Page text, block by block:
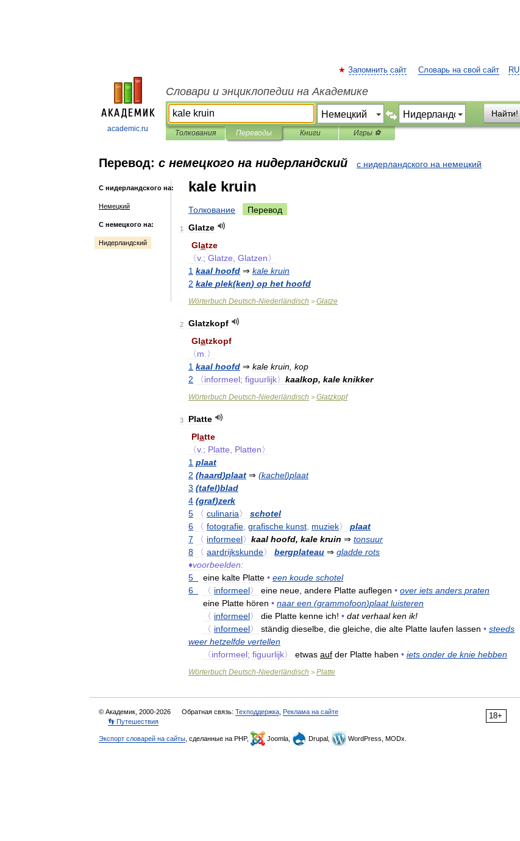
academic.ru
RU
Запомнить сайт Словарь на свой сайт
Словари и энциклопедии на Академике
Найти!
Толкования Переводы Книги Игры ⚽
Перевод: с немецкого на нидерландский с нидерландского на немецкий
С нидерландского на:
Немецкий
С немецкого на:
Нидерландский
kale kruin
Толкование Перевод
1
Glatze
Glatze
〈v.; Glatze Glatzen〉
1 kaal hoofd ⇒ kale kruin
2 kale plek(ken) op het hoofd
Wörterbuch Deutsch-Niederländisch > Glatze
2
Glatzkopf
Glatzkopf
〈m 〉
1 kaal hoofd ⇒ kale kruin kop
2
〈informeel; figuurlijk〉 kaalkop, kale knikker
Wörterbuch Deutsch-Niederländisch > Glatzkopf
3
Platte
Platte
〈v.; Platte
Platten〉
1 plaat
2 (haard)plaat ⇒ (kachel)plaat
3 (tafel)blad
4 (graf)zerk
5
〈 culinaria〉
schotel
6
〈 fotografie grafische kunst muziek〉
plaat
7
〈 informeel〉 kaal hoofd, kale kruin ⇒ tonsuur
8
〈 aardrijkskunde〉 bergplateau ⇒ gladde rots
♦voorbeelden:
5
eine kalte Platte • een koude schotel
6
〈 informeel〉 eine neue andere Platte auflegen • over iets anders praten
eine Platte hören • naar een (grammofoon)plaat luisteren
〈 informeel〉 die Platte kenne ich! • dat verhaal ken ik!
〈 informeel〉 ständig dieselbe die gleiche die alte Platte laufen lassen • steeds
weer hetzelfde vertellen
〈informeel; figuurlijk〉 etwas auf der Platte haben • iets onder de knie hebben
Wörterbuch Deutsch-Niederländisch > Platte
18+
© Академик, 2000-2026 Обратная связь: Техподдержка Реклама на сайте
👣 Путешествия
Экспорт словарей на сайты , сделанные на PHP, Joomla, Drupal, WordPress, MODx.